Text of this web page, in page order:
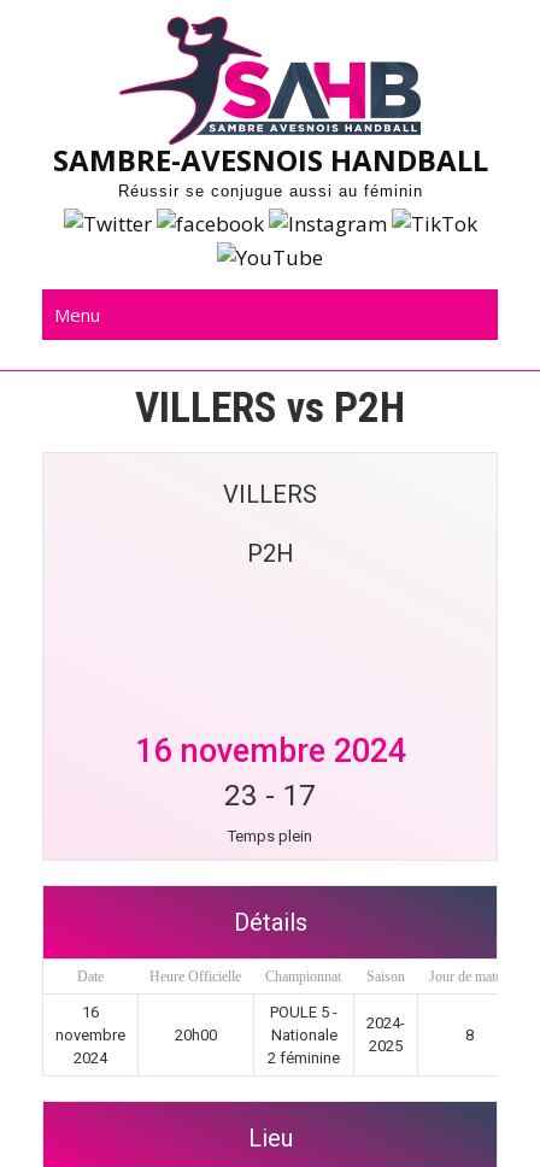
SAMBRE-AVESNOIS HANDBALL
Réussir se conjugue aussi au féminin
Menu
VILLERS vs P2H
VILLERS
P2H
16 novembre 2024
23 - 17
Temps plein
Détails
Date Heure Officielle Championnat Saison Jour de match
16
novembre
2024
20h00
POULE 5 -
Nationale
2 féminine
2024-
2025
8
Lieu